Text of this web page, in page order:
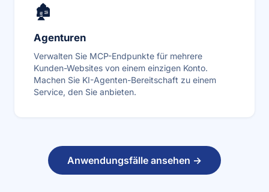
🏚
Agenturen
Verwalten Sie MCP-Endpunkte für mehrere
Kunden-Websites von einem einzigen Konto.
Machen Sie KI-Agenten-Bereitschaft zu einem
Service, den Sie anbieten.
Anwendungsfälle ansehen →